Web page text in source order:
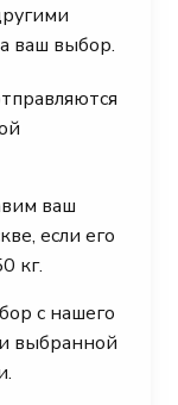
ваш выбор.
ваш
если его
кг.
с нашего
выбранной